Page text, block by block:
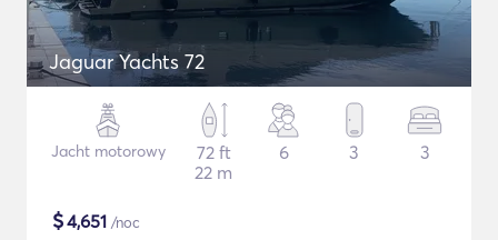
Jaguar Yachts 72
Jacht motorowy
72 ft
22 m
6 3 3
$4,651 /noc